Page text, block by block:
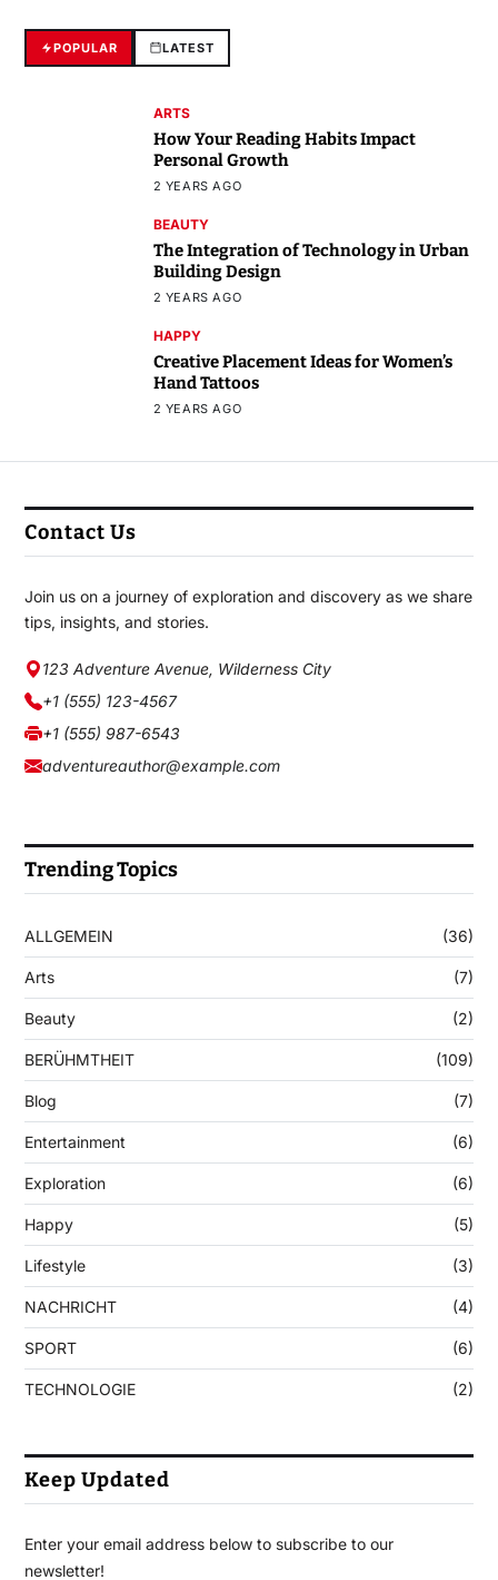
POPULAR LATEST
ARTS
How Your Reading Habits Impact
Personal Growth
2 YEARS AGO
BEAUTY
The Integration of Technology in Urban
Building Design
2 YEARS AGO
HAPPY
Creative Placement Ideas for Women’s
Hand Tattoos
2 YEARS AGO
Contact Us
Join us on a journey of exploration and discovery as we share
tips, insights, and stories.
123 Adventure Avenue, Wilderness City
+1 (555) 123-4567
+1 (555) 987-6543
adventureauthor@example.com
Trending Topics
ALLGEMEIN (36)
Arts (7)
Beauty (2)
BERÜHMTHEIT (109)
Blog (7)
Entertainment (6)
Exploration (6)
Happy (5)
Lifestyle (3)
NACHRICHT (4)
SPORT (6)
TECHNOLOGIE (2)
Keep Updated
Enter your email address below to subscribe to our
newsletter!